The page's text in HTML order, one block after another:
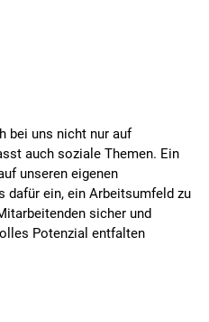
bei uns nicht nur auf
auch soziale Themen. Ein
unseren eigenen
dafür ein, ein Arbeitsumfeld zu
sicher und
Potenzial entfalten